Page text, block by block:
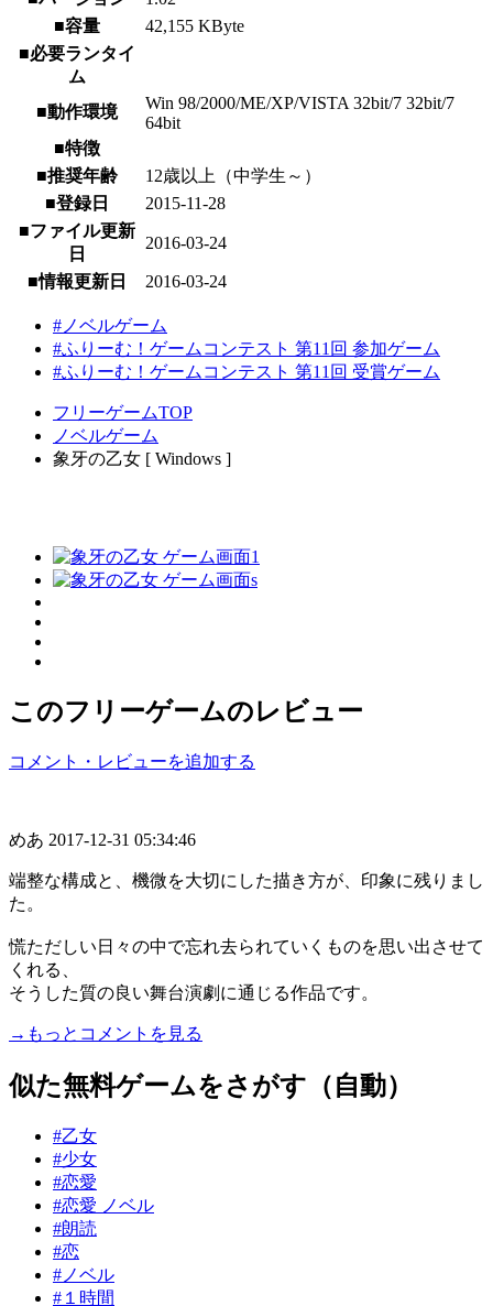
■容量
42,155 KByte
■必要ランタイ
ム
■動作環境
Win 98/2000/ME/XP/VISTA 32bit/7 32bit/7
64bit
■特徴
■推奨年齢
12歳以上（中学生～）
■登録日
2015-11-28
■ファイル更新
日
2016-03-24
■情報更新日 2016-03-24
#ノベルゲーム
#ふりーむ！ゲームコンテスト 第11回 参加ゲーム
#ふりーむ！ゲームコンテスト 第11回 受賞ゲーム
フリーゲームTOP
ノベルゲーム
象牙の乙女 [ Windows ]
このフリーゲームのレビュー
コメント・レビューを追加する
めあ 2017-12-31 05:34:46
端整な構成と、機微を大切にした描き方が、印象に残りまし
た。
慌ただしい日々の中で忘れ去られていくものを思い出させて
くれる、
そうした質の良い舞台演劇に通じる作品です。
→もっとコメントを見る
似た無料ゲームをさがす（自動）
#乙女
#少女
#恋愛
#恋愛 ノベル
#朗読
#恋
#ノベル
#１時間